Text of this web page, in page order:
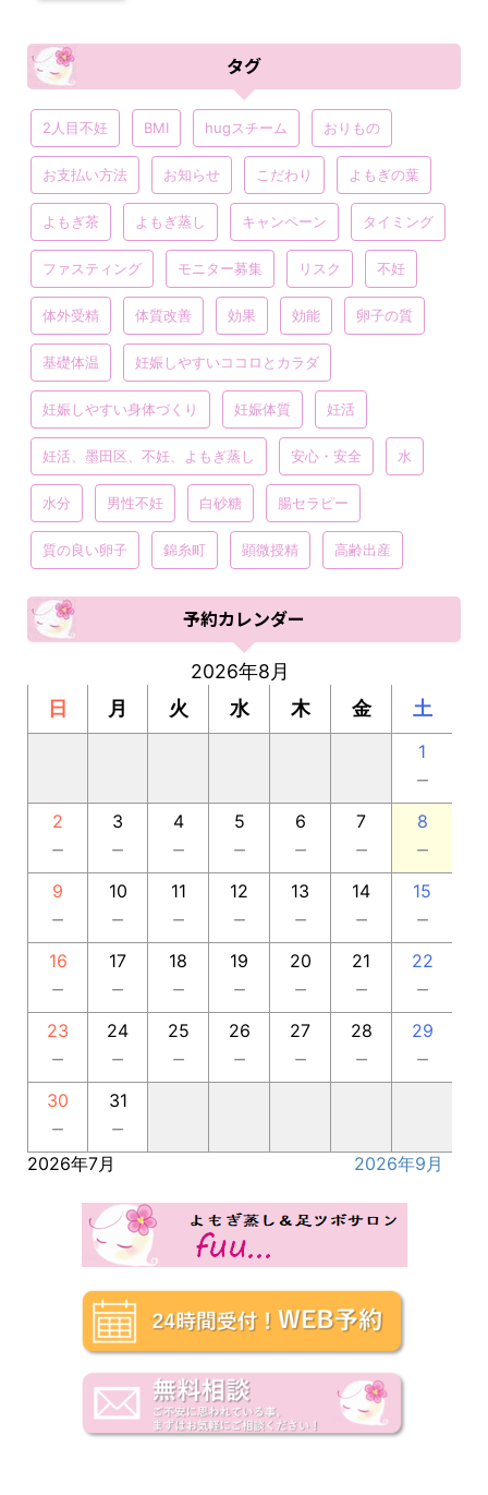
タグ
2人目不妊 BMI hugスチーム おりもの
お支払い方法 お知らせ こだわり よもぎの葉
よもぎ茶 よもぎ蒸し キャンペーン タイミング
ファスティング モニター募集 リスク 不妊
体外受精 体質改善 効果 効能 卵子の質
基礎体温 妊娠しやすいココロとカラダ
妊娠しやすい身体づくり 妊娠体質 妊活
妊活、墨田区、不妊、よもぎ蒸し 安心・安全 水
水分 男性不妊 白砂糖 腸セラピー
質の良い卵子 錦糸町 顕微授精 高齢出産
予約カレンダー
2026年8月
日
月 火 水 木 金 土
1
－
2
－
3
－
4
－
5
－
6
－
7
－
8
－
9
－
10
－
11
－
12
－
13
－
14
－
15
－
16
－
17
－
18
－
19
－
20
－
21
－
22
－
23
－
24
－
25
－
26
－
27
－
28
－
29
－
30
－
31
－
2026年7月 2026年9月